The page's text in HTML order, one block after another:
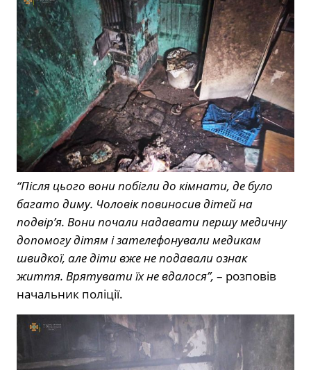
“Після цього вони побігли до кімнати, де було
багато диму. Чоловік повиносив дітей на
подвір’я. Вони почали надавати першу медичну
допомогу дітям і зателефонували медикам
швидкої, але діти вже не подавали ознак
життя. Врятувати їх не вдалося”, – розповів
начальник поліції.